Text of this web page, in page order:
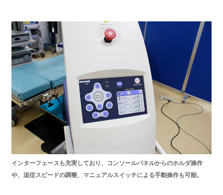
インターフェースも充実しており、コンソールパネルからのホルダ操作
や、追従スピードの調整、マニュアルスイッチによる手動操作も可能。